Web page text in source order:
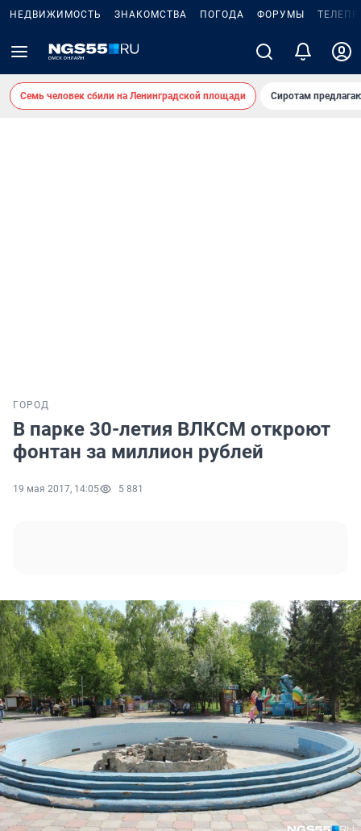
НЕДВИЖИМОСТЬ ЗНАКОМСТВА ПОГОДА ФОРУМЫ
Семь человек сбили на Ленинградской площади Сиротам
ГОРОД
В парке 30-летия ВЛКСМ откроют
фонтан за миллион рублей
19 мая 2017, 14:05 5 881